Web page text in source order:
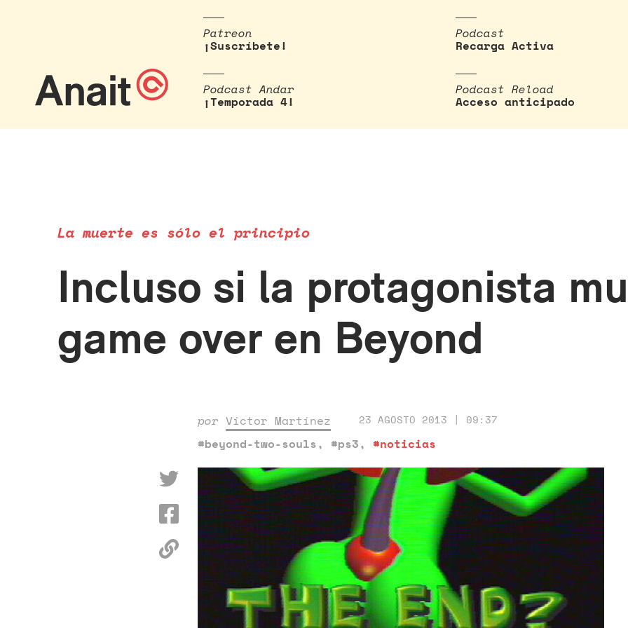
Patreon
¡Suscríbete!
Podcast
Recarga Activa
Podcast Andar
¡Temporada 4!
Podcast Reload
Acceso anticipado
La muerte es sólo el principio
Incluso si la protagonista
game over en Beyond
por Víctor Martínez 23 AGOSTO 2013 | 09:37
#beyond-two-souls, #ps3, #noticias